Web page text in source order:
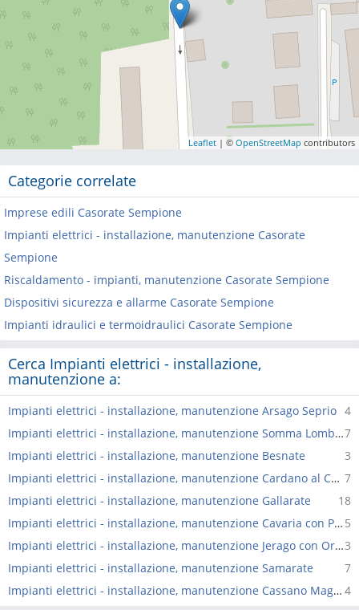
Leaflet | © OpenStreetMap contributors
Categorie correlate
Imprese edili Casorate Sempione
Impianti elettrici - installazione, manutenzione Casorate
Sempione
Riscaldamento - impianti, manutenzione Casorate Sempione
Dispositivi sicurezza e allarme Casorate Sempione
Impianti idraulici e termoidraulici Casorate Sempione
Cerca Impianti elettrici - installazione,
manutenzione a:
4
Impianti elettrici - installazione, manutenzione Arsago Seprio
7
Impianti elettrici - installazione, manutenzione Somma Lombardo
3
Impianti elettrici - installazione, manutenzione Besnate
7
Impianti elettrici - installazione, manutenzione Cardano al Campo
18
Impianti elettrici - installazione, manutenzione Gallarate
5
Impianti elettrici - installazione, manutenzione Cavaria con Premezzo
3
Impianti elettrici - installazione, manutenzione Jerago con Orago
7
Impianti elettrici - installazione, manutenzione Samarate
4
Impianti elettrici - installazione, manutenzione Cassano Magnago